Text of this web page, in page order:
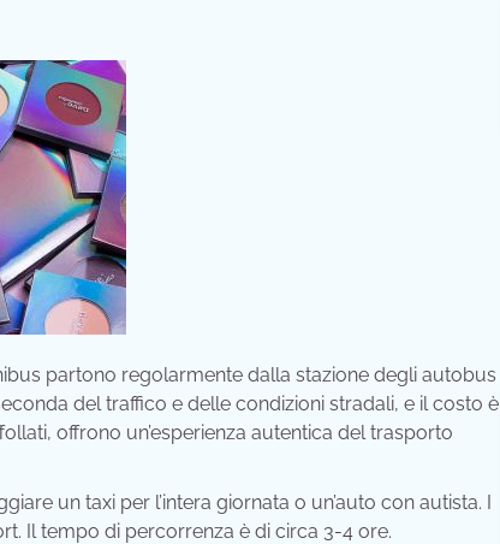
partono regolarmente dalla stazione degli autobus
del traffico e delle condizioni stradali, e il costo è
offrono un’esperienza autentica del trasporto
un taxi per l’intera giornata o un’auto con autista. I
Il tempo di percorrenza è di circa 3-4 ore.